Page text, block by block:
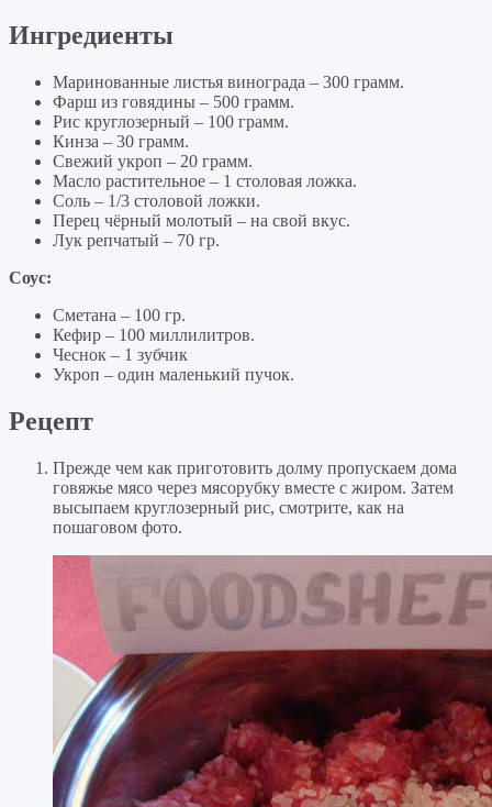
Ингредиенты
Маринованные листья винограда – 300 грамм.
Фарш из говядины – 500 грамм.
Рис круглозерный – 100 грамм.
Кинза – 30 грамм.
Свежий укроп – 20 грамм.
Масло растительное – 1 столовая ложка.
Соль – 1/3 столовой ложки.
Перец чёрный молотый – на свой вкус.
Лук репчатый – 70 гр.
Соус:
Сметана – 100 гр.
Кефир – 100 миллилитров.
Чеснок – 1 зубчик
Укроп – один маленький пучок.
Рецепт
Прежде чем как приготовить долму пропускаем дома
говяжье мясо через мясорубку вместе с жиром. Затем
высыпаем круглозерный рис, смотрите, как на
пошаговом фото.